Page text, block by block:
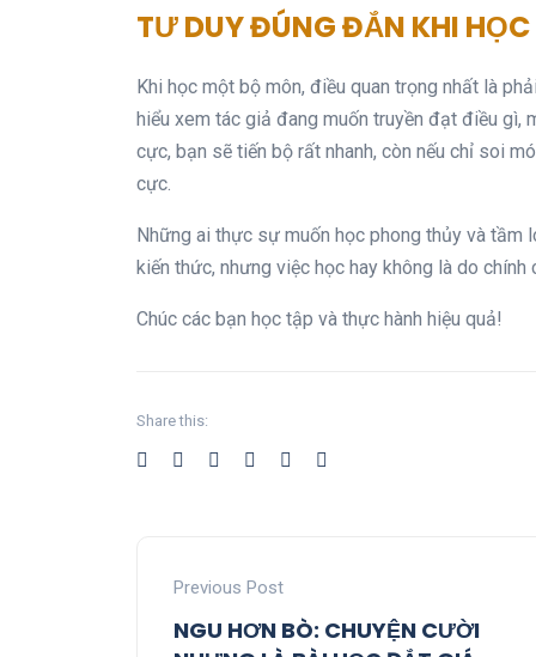
TƯ DUY ĐÚNG ĐẮN KHI
Khi học một bộ môn, điều quan trọng nhất là
hiểu xem tác giả đang muốn truyền đạt điều
cực, bạn sẽ tiến bộ rất nhanh, còn nếu chỉ soi
cực.
Những ai thực sự muốn học phong thủy và tầm
kiến thức, nhưng việc học hay không là do chính
Chúc các bạn học tập và thực hành hiệu quả!
Share this:
Previous Post
NGU HƠN BÒ: CHUYỆN CƯỜI